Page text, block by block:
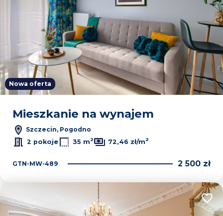
Nowa oferta
Mieszkanie na wynajem
Szczecin, Pogodno
2 pokoje
35 m2 72,46 zł/m2
GTN-MW-489 2 500 zł